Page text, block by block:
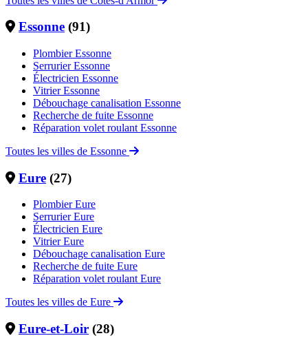
Essonne (91)
Plombier Essonne
Serrurier Essonne
Électricien Essonne
Vitrier Essonne
Débouchage canalisation Essonne
Recherche de fuite Essonne
Réparation volet roulant Essonne
Toutes les villes de Essonne
Eure (27)
Plombier Eure
Serrurier Eure
Électricien Eure
Vitrier Eure
Débouchage canalisation Eure
Recherche de fuite Eure
Réparation volet roulant Eure
Toutes les villes de Eure
Eure-et-Loir (28)